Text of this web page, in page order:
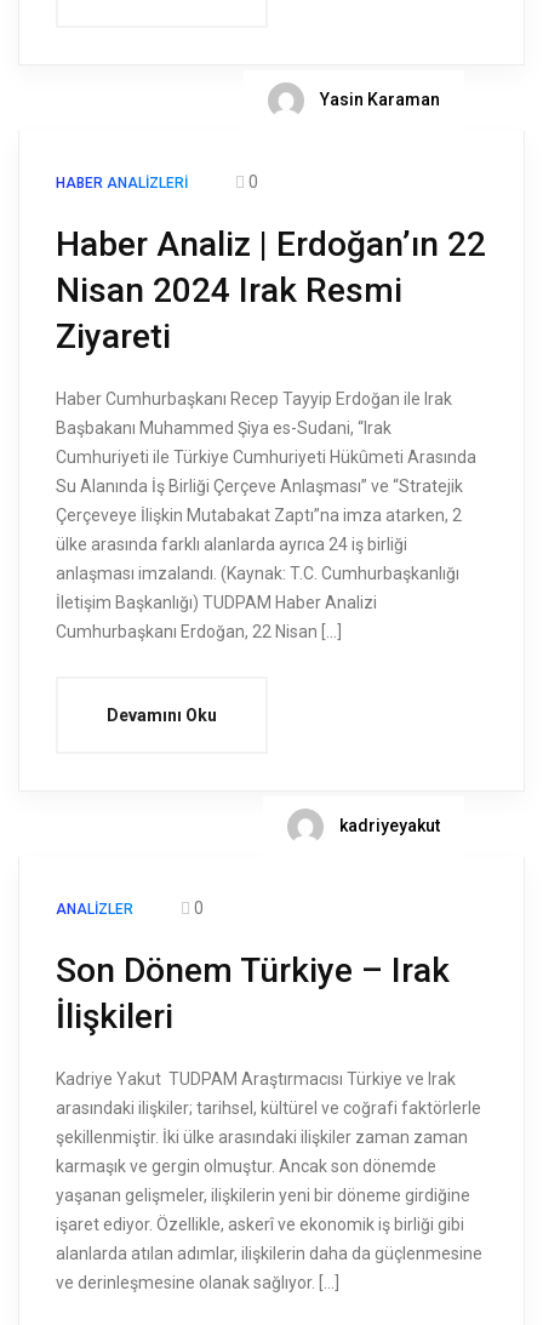
Yasin Karaman
HABER ANALIZLERI 0
Haber Analiz | Erdoğan’ın 22
Nisan 2024 Irak Resmi
Ziyareti
Haber Cumhurbaşkanı Recep Tayyip Erdoğan ile Irak
Başbakanı Muhammed Şiya es-Sudani, “Irak
Cumhuriyeti ile Türkiye Cumhuriyeti Hükûmeti Arasında
Su Alanında İş Birliği Çerçeve Anlaşması” ve “Stratejik
Çerçeveye İlişkin Mutabakat Zaptı”na imza atarken, 2
ülke arasında farklı alanlarda ayrıca 24 iş birliği
anlaşması imzalandı. (Kaynak: T.C. Cumhurbaşkanlığı
İletişim Başkanlığı) TUDPAM Haber Analizi
Cumhurbaşkanı Erdoğan, 22 Nisan […]
Devamını Oku
kadriyeyakut
ANALIZLER 0
Son Dönem Türkiye – Irak
İlişkileri
Kadriye Yakut TUDPAM Araştırmacısı Türkiye ve Irak
arasındaki ilişkiler; tarihsel, kültürel ve coğrafi faktörlerle
şekillenmiştir. İki ülke arasındaki ilişkiler zaman zaman
karmaşık ve gergin olmuştur. Ancak son dönemde
yaşanan gelişmeler, ilişkilerin yeni bir döneme girdiğine
işaret ediyor. Özellikle, askerî ve ekonomik iş birliği gibi
alanlarda atılan adımlar, ilişkilerin daha da güçlenmesine
ve derinleşmesine olanak sağlıyor. […]